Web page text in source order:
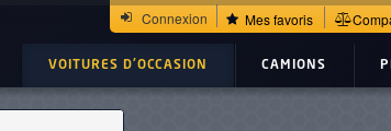
Connexion Mes favoris
quotidiens. Aucun frais à prévoir, prête à rouler Ref:
VOITURES D'OCCASION CAMIONS